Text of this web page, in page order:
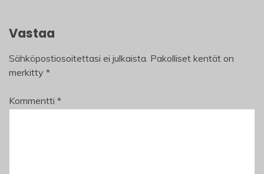
Vastaa
Sähköpostiosoitettasi ei julkaista. Pakolliset kentät on
merkitty *
Kommentti *